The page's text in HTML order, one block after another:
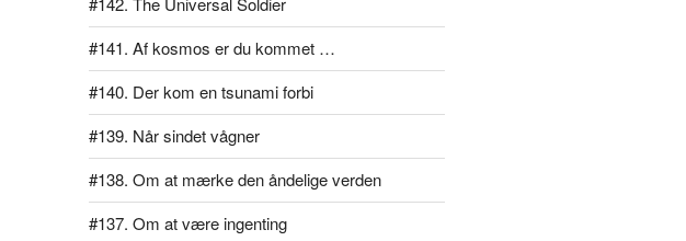
#141. Af kosmos er du kommet …
#140. Der kom en tsunami forbi
#139. Når sindet vågner
#138. Om at mærke den åndelige verden
#137. Om at være ingenting